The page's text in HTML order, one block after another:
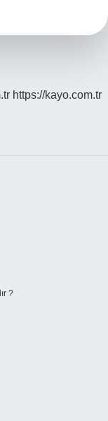
https://kayo.com.tr
?